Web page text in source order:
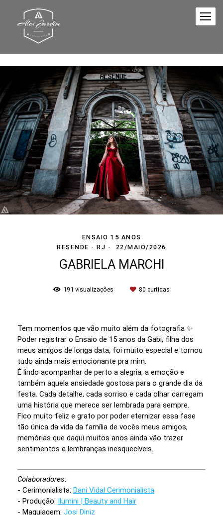
ENSAIO 15 ANOS
RESENDE - RJ
22/MAIO/2026
GABRIELA MARCHI
191 visualizações 80 curtidas
Tem momentos que vão muito além da fotografia ✨️
Poder registrar o Ensaio de 15 anos da Gabi, filha dos
meus amigos de longa data, foi muito especial e tornou
tudo ainda mais emocionante pra mim.
É lindo acompanhar de perto a alegria, a emoção e
também aquela ansiedade gostosa para o grande dia da
festa. Cada detalhe, cada sorriso e cada olhar carregam
uma história que merece ser lembrada para sempre.
Fico muito feliz e grato por poder eternizar essa fase
tão única da vida da família de vocês meus amigos,
memórias que daqui muitos anos ainda vão trazer
sentimentos e lembranças inesquecíveis.
Colaboradores:
- Cerimonialista: Dani Vidal Cerimonialista
- Produção: Ilumini | Beauty and Hair
- Maquiagem: Josi Diniz